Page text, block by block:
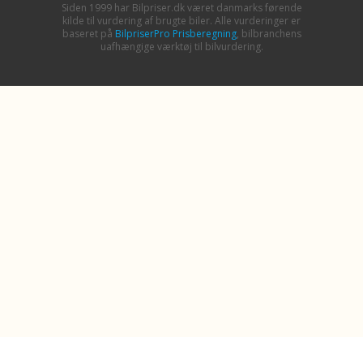
Siden 1999 har Bilpriser.dk været danmarks førende
kilde til vurdering af brugte biler. Alle vurderinger er
baseret på BilpriserPro Prisberegning, bilbranchens
uafhængige værktøj til bilvurdering.